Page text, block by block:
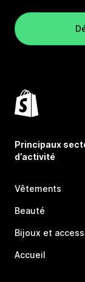
Principaux
d’activité
Vêtements
Beauté
Bijoux et
Accueil